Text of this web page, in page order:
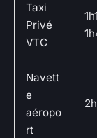
Taxi
Privé
VTC
Navett
e
aéropo
rt